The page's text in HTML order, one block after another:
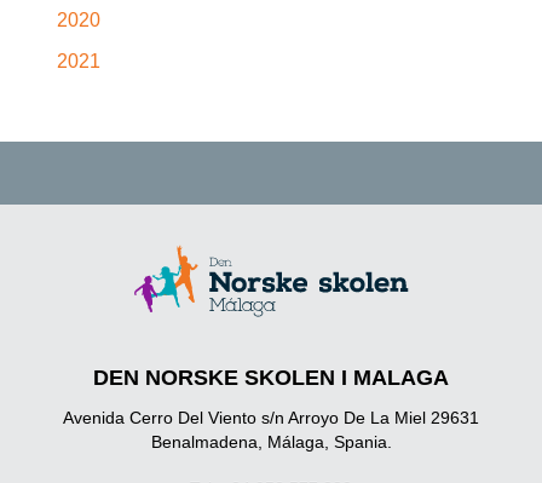
2020
2021
DEN NORSKE SKOLEN I MALAGA
Avenida Cerro Del Viento s/n Arroyo De La Miel 29631
Benalmadena, Málaga, Spania.